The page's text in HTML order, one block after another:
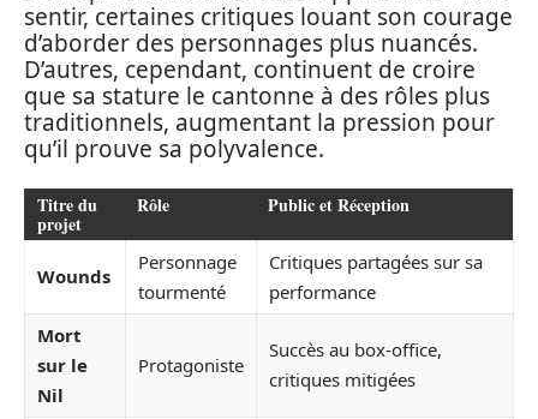
sentir, certaines critiques louant son courage
d’aborder des personnages plus nuancés.
D’autres, cependant, continuent de croire
que sa stature le cantonne à des rôles plus
traditionnels, augmentant la pression pour
qu’il prouve sa polyvalence.
Titre du
projet
Rôle Public et Réception
Wounds
Personnage
tourmenté
Critiques partagées sur sa
performance
Mort
sur le
Nil
Protagoniste
Succès au box-office,
critiques mitigées